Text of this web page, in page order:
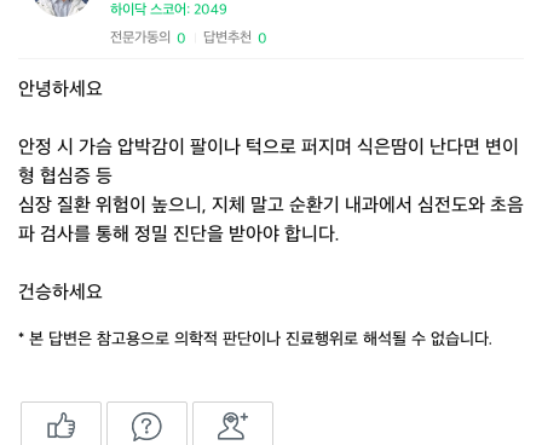
하이닥 스코어: 2049
전문가동의 0 답변추천 0
안녕하세요
안정 시 가슴 압박감이 팔이나 턱으로 퍼지며 식은땀이 난다면 변이
형 협심증 등
심장 질환 위험이 높으니, 지체 말고 순환기 내과에서 심전도와 초음
파 검사를 통해 정밀 진단을 받아야 합니다.
건승하세요
* 본 답변은 참고용으로 의학적 판단이나 진료행위로 해석될 수 없습니다.